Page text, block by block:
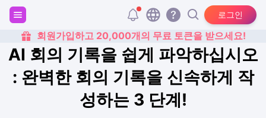
로그인
회원가입하고 20,000개의 무료 토큰을 받으세요!
AI 회의 기록을 쉽게 파악하십시오
: 완벽한 회의 기록을 신속하게 작
성하는 3 단계!